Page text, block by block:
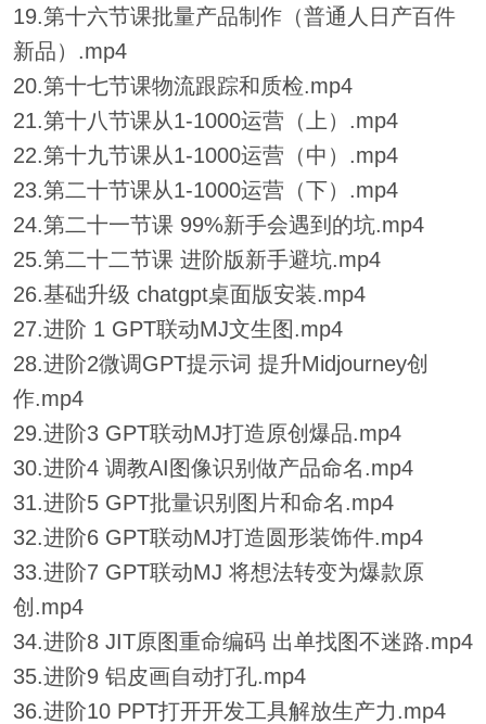
19.第十六节课批量产品制作（普通人日产百件
新品）.mp4
20.第十七节课物流跟踪和质检.mp4
21.第十八节课从1-1000运营（上）.mp4
22.第十九节课从1-1000运营（中）.mp4
23.第二十节课从1-1000运营（下）.mp4
24.第二十一节课 99%新手会遇到的坑.mp4
25.第二十二节课 进阶版新手避坑.mp4
26.基础升级 chatgpt桌面版安装.mp4
27.进阶 1 GPT联动MJ文生图.mp4
28.进阶2微调GPT提示词 提升Midjourney创
作.mp4
29.进阶3 GPT联动MJ打造原创爆品.mp4
30.进阶4 调教AI图像识别做产品命名.mp4
31.进阶5 GPT批量识别图片和命名.mp4
32.进阶6 GPT联动MJ打造圆形装饰件.mp4
33.进阶7 GPT联动MJ 将想法转变为爆款原
创.mp4
34.进阶8 JIT原图重命编码 出单找图不迷路.mp4
35.进阶9 铝皮画自动打孔.mp4
36.进阶10 PPT打开开发工具解放生产力.mp4